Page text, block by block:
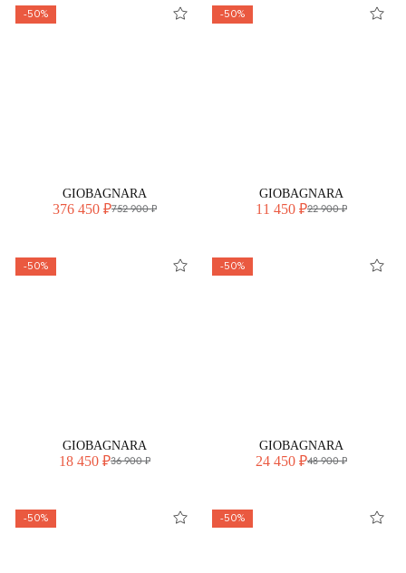
-50%
GIOBAGNARA
376 450 ₽752 900 ₽
-50%
GIOBAGNARA
11 450 ₽22 900 ₽
-50%
GIOBAGNARA
18 450 ₽36 900 ₽
-50%
GIOBAGNARA
24 450 ₽48 900 ₽
-50% -50%